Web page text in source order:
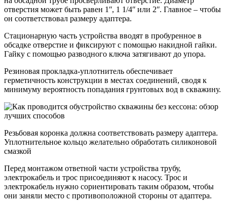
отверстия может быть равен 1ʺ, 1 1/4ʺ или 2ʺ. Главное – чтобы
он соответствовал размеру адаптера.
Стационарную часть устройства вводят в пробуренное в
обсадке отверстие и фиксируют с помощью накидной гайки.
Гайку с помощью разводного ключа затягивают до упора.
Резиновая прокладка-уплотнитель обеспечивает
герметичность конструкции в местах соединений, сводя к
минимуму вероятность попадания грунтовых вод в скважину.
Резьбовая коронка должна соответствовать размеру адаптера.
Уплотнительное кольцо желательно обработать силиконовой
смазкой
Перед монтажом ответной части устройства трубу,
электрокабель и трос присоединяют к насосу. Трос и
электрокабель нужно сориентировать таким образом, чтобы
они заняли место с противоположной стороны от адаптера.